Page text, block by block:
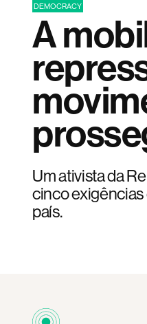
DEMOCRACY
A
Um ativista da
cinco
país.